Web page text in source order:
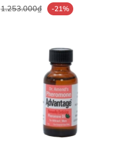
1.253.000₫ -21%